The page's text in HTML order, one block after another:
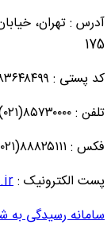
آدرس : تهران،
175
کد پستی : ۱۵۸۳۶۴۸۴۹۹
تلفن : ۸۵۷۳۰۰۰۰(۰۲۱)
فکس : ۸۸۸۲۵۱۱۱(۰۲۱)
پست الکترونیک :
سامانه رسیدگی به